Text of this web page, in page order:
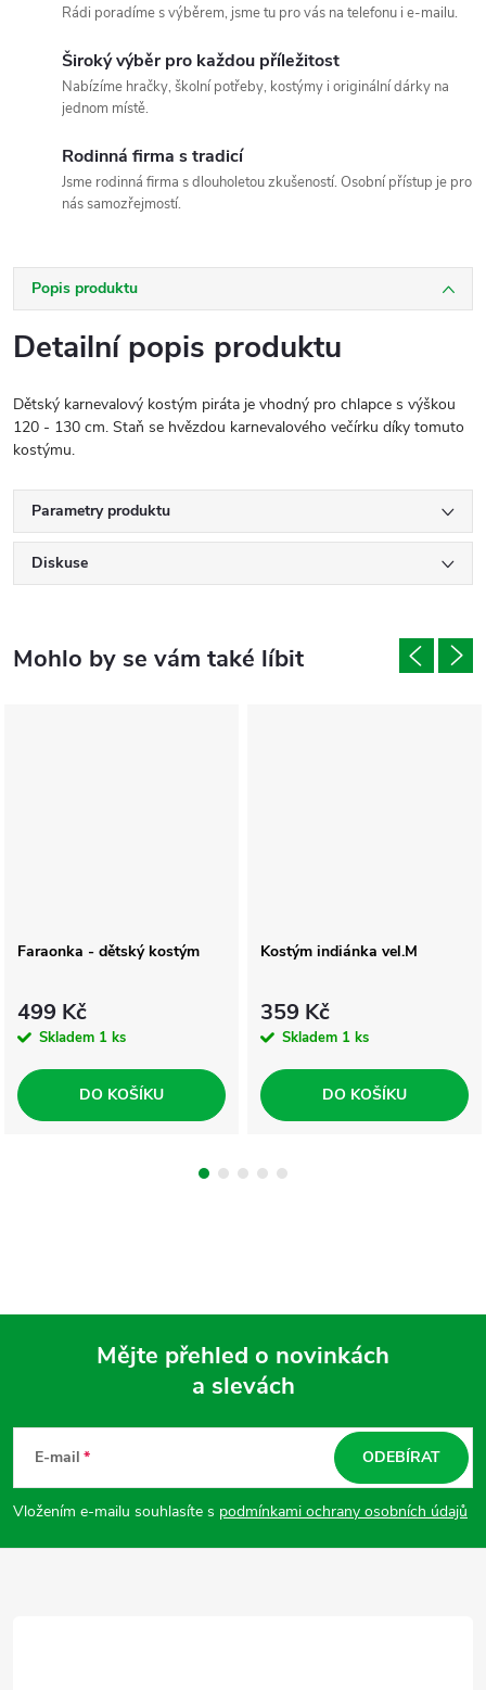
Rádi poradíme s výběrem, jsme tu pro vás na telefonu i e-mailu.
Široký výběr pro každou příležitost
Nabízíme hračky, školní potřeby, kostýmy i originální dárky na
jednom místě.
Rodinná firma s tradicí
Jsme rodinná firma s dlouholetou zkušeností. Osobní přístup je pro
nás samozřejmostí.
Popis produktu
Detailní popis produktu
Dětský karnevalový kostým piráta je vhodný pro chlapce s výškou
120 - 130 cm. Staň se hvězdou karnevalového večírku díky tomuto
kostýmu.
Parametry produktu
Diskuse
Faraonka - dětský kostým
499 Kč
Skladem 1 ks
DO KOŠÍKU
Kostým indiánka vel.M
359 Kč
Skladem 1 ks
DO KOŠÍKU
p
a
Mějte přehled o novinkách
a slevách
E-mail
Vložením e-mailu souhlasíte s podmínkami ochrany osobních údajů
ODEBÍRAT